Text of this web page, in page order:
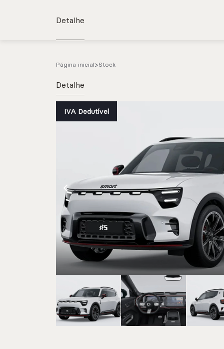
Detalhe
Página inicial Stock
Detalhe
IVA Dedutível
Stock
CARREGAR